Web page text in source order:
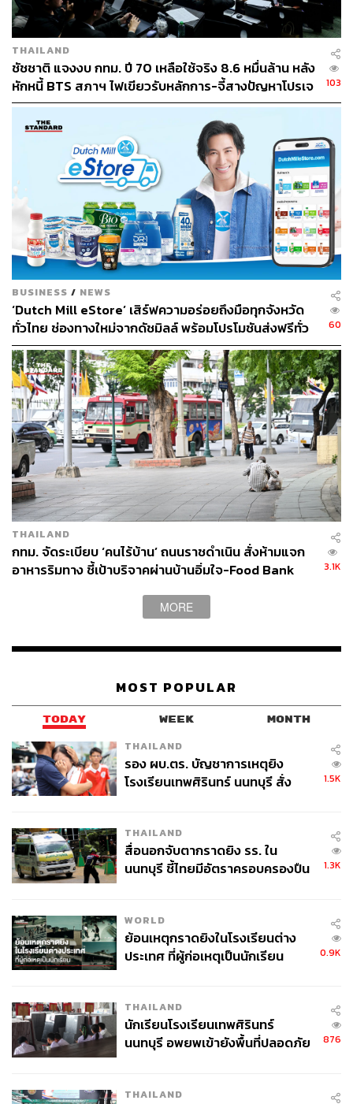
TAGS: การจราจร
ผู้ว่าราชการกรุงเทพมหานคร
กรุงเทพมหานคร
164
THE STANDARD TEAM
กองบรรณาธิการ THE STANDARD
THAILAND
ชัชชาติ แจงงบ กทม. ปี 70 เหลือใช้จริง 8.6 หมื่นล้าน หลัง
หักหนี้ BTS สภาฯ ไฟเขียวรับหลักการ-จี้สางปัญหาโปรเจ
กต์ล่าช้า
103
BUSINESS / NEWS
‘Dutch Mill eStore’ เสิร์ฟความอร่อยถึงมือทุกจังหวัด
ทั่วไทย ช่องทางใหม่จากดัชมิลล์ พร้อมโปรโมชันส่งฟรีทั่ว
ประเทศ ส่งไว สั่งก่อนเที่ยง ได้ของวันถัดไป ส่งสินค้าแบบ
เย็นตรงจากโรงงาน [ADVERTORIAL]
60
THAILAND
กทม. จัดระเบียบ ‘คนไร้บ้าน’ ถนนราชดำเนิน สั่งห้ามแจก
อาหารริมทาง ชี้เป้าบริจาคผ่านบ้านอิ่มใจ-Food Bank
3.1K
MORE
MOST POPULAR
TODAY WEEK MONTH
THAILAND
รอง ผบ.ตร. บัญชาการเหตุยิง
โรงเรียนเทพศิรินทร์ นนทบุรี สั่ง
1.5K
THAILAND
สื่อนอกจับตากราดยิง รร. ใน
นนทบุรี ชี้ไทยมีอัตราครอบครองปืน
1.3K
WORLD
ย้อนเหตุกราดยิงในโรงเรียนต่าง
ประเทศ ที่ผู้ก่อเหตุเป็นนักเรียน
0.9K
THAILAND
นักเรียนโรงเรียนเทพศิรินทร์
นนทบุรี อพยพเข้ายังพื้นที่ปลอดภัย
876
THAILAND